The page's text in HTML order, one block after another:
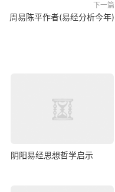
下一篇
周易陈平作者(易经分析今年)
阴阳易经思想哲学启示